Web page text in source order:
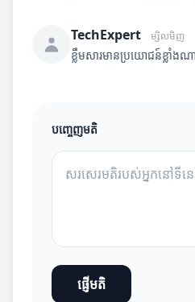
TechExpert ម្សិលមិញ
ខ្លឹមសារមានប្រយោជន៍ខ្លាំង
បញ្ចេញមតិ
ផ្ញើមតិ